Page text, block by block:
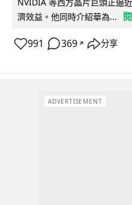
濟效益。他同時介紹華為...
991 369 ↗ 分享
ADVERTISEMENT